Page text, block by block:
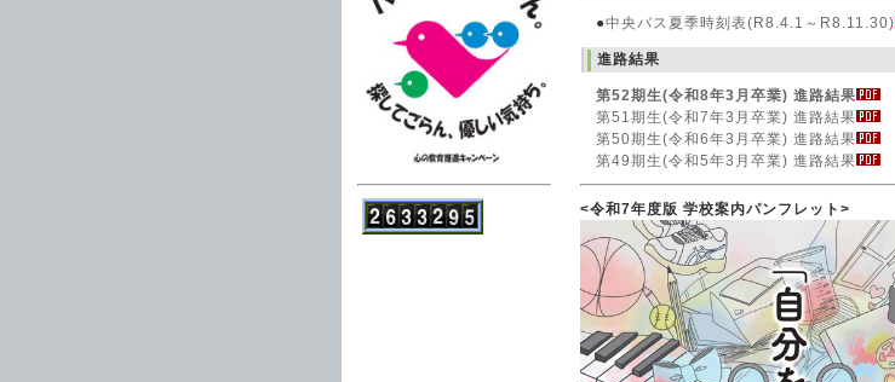
●中央バス夏季時刻表(R8.4.1～R8.11.30)
進路結果
第52期生(令和8年3月卒業) 進路結果
第51期生(令和7年3月卒業) 進路結果
第50期生(令和6年3月卒業) 進路結果
第49期生(令和5年3月卒業) 進路結果
<令和7年度版 学校案内パンフレット>